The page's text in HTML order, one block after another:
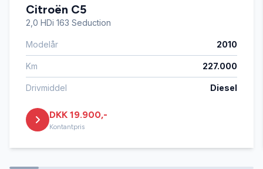
helårshjul
højdejusterbart førersæde
håndfri til mobil
kørecomputer
Citroën C5
2,0 HDi 163 Seduction
Modelår 2010
Km 227.000
Drivmiddel Diesel
DKK 19.900,-
Kontantpris